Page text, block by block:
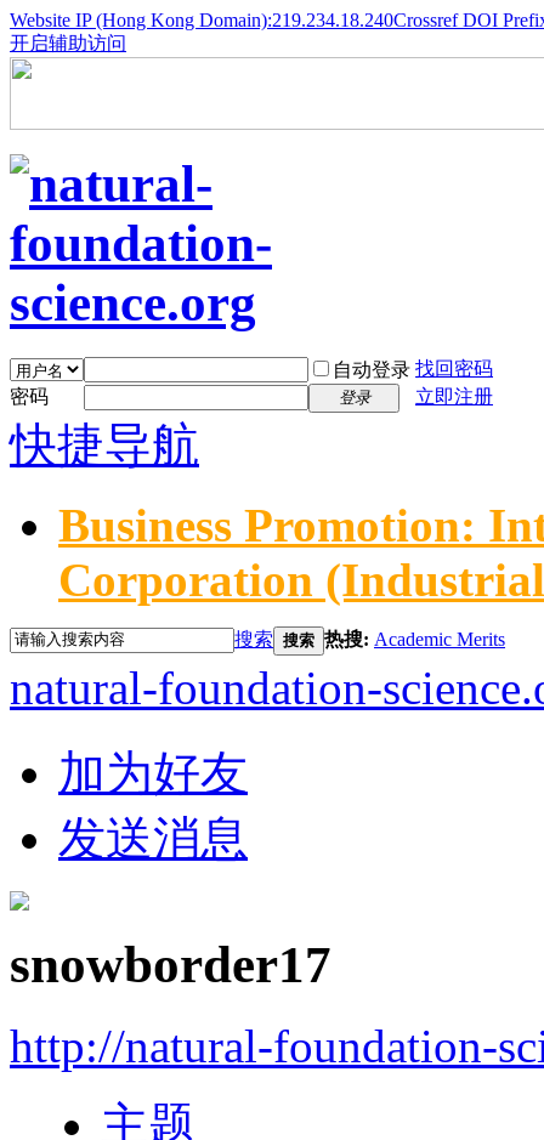
Website IP (Hong Kong Domain):219.234.18.240Crossref DOI
开启辅助访问
自动登录 找回密码
密码
登录 立即注册
快捷导航
Business Promotion:
Corporation
搜索 搜索 热搜: Academic Merits
natural-foundation-
加为好友
发送消息
snowborder17
http://natural-foundation-
主题